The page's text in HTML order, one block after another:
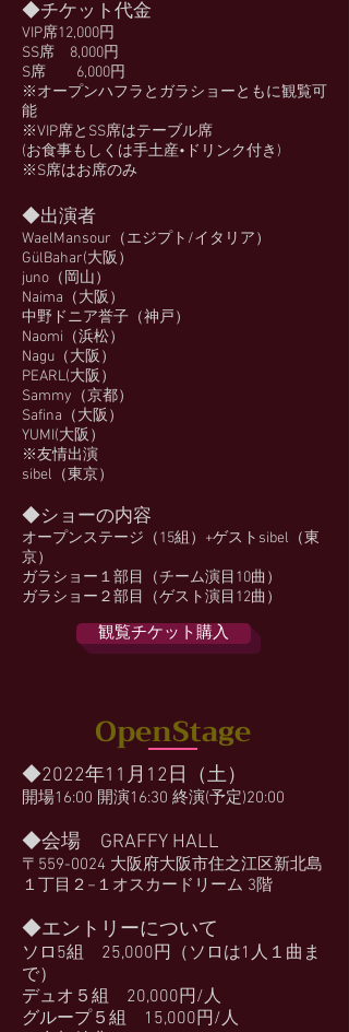
◆チケット代金
VIP席12,000円
SS席 8,000円
S席 6,000円
※オープンハフラとガラショーともに観覧可
能
※VIP席とSS席はテーブル席
(お食事もしくは手土産•ドリンク付き)
※S席はお席のみ
◆出演者
WaelMansour（エジプト/イタリア）
GülBahar(大阪）
juno（岡山）
Naima（大阪）
中野ドニア誉子（神戸）
Naomi（浜松）
Nagu（大阪）
PEARL(大阪）
Sammy（京都）
Safina（大阪）
YUMI(大阪）
※友情出演
sibel（東京）
◆ショーの内容
オープンステージ（15組）+ゲストsibel（東
京）
ガラショー１部目（チーム演目10曲）
ガラショー２部目（ゲスト演目12曲）
観覧チケット購入
OpenStage
◆2022年11月12日（土）
開場16:00 開演16:30 終演(予定)20:00
◆会場 GRAFFY HALL
〒559-0024 大阪府大阪市住之江区新北島
１丁目２−１オスカードリーム 3階
◆エントリーについて
ソロ5組 25,000円（ソロは1人１曲ま
で）
デュオ５組 20,000円/人
グループ５組 15,000円/人